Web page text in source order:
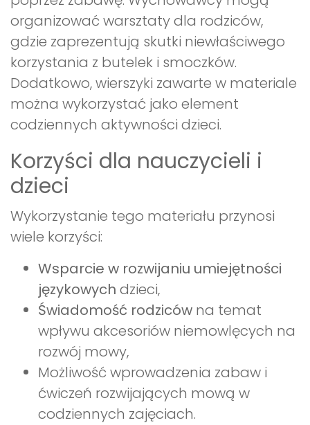
organizować warsztaty dla rodziców,
gdzie zaprezentują skutki niewłaściwego
korzystania z butelek i smoczków.
Dodatkowo, wierszyki zawarte w materiale
można wykorzystać jako element
codziennych aktywności dzieci.
Korzyści dla nauczycieli i
dzieci
Wykorzystanie tego materiału przynosi
wiele korzyści:
Wsparcie w rozwijaniu umiejętności
językowych dzieci,
Świadomość rodziców na temat
wpływu akcesoriów niemowlęcych na
rozwój mowy,
Możliwość wprowadzenia zabaw i
ćwiczeń rozwijających mową w
codziennych zajęciach.